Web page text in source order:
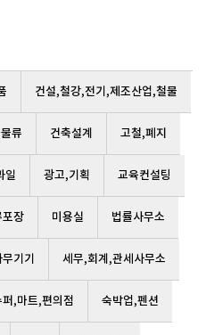
건설,철강,전기,제조산업,철물
류 건축설계 고철,폐지
일 광고,기획 교육컨설팅
포장 미용실 법률사무소
무기기 세무,회계,관세사무소
퍼,마트,편의점 숙박업,펜션